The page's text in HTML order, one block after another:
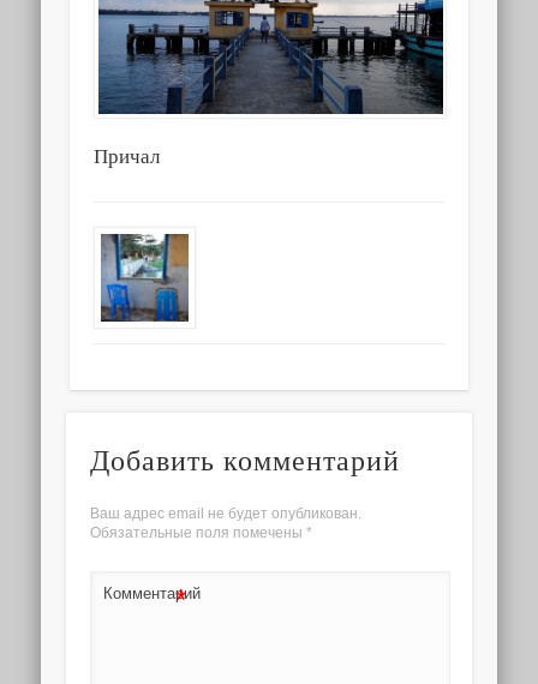
Причал
Добавить комментарий
Ваш адрес email не будет опубликован.
Обязательные поля помечены *
Комментарий
*